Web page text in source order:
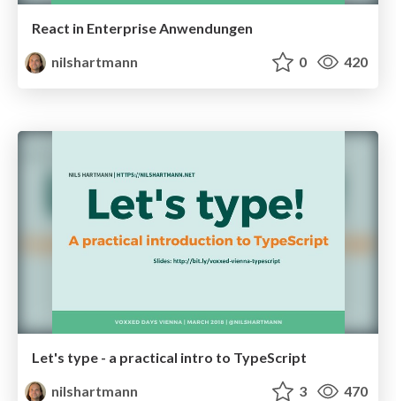
React in Enterprise Anwendungen
nilshartmann
0 420
Let's type - a practical intro to TypeScript
nilshartmann
3 470